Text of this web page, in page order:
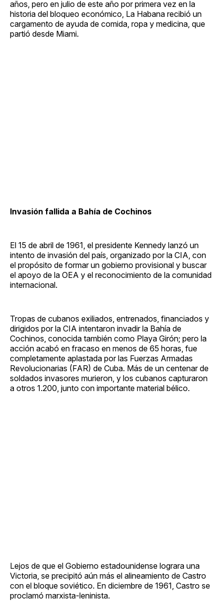
años, pero en julio de este año por primera vez en la
historia del bloqueo económico, La Habana recibió un
cargamento de ayuda de comida, ropa y medicina, que
partió desde Miami.
Invasión fallida a Bahía de Cochinos
El 15 de abril de 1961, el presidente Kennedy lanzó un
intento de invasión del país, organizado por la CIA, con
el propósito de formar un gobierno provisional y buscar
el apoyo de la OEA y el reconocimiento de la comunidad
internacional.
Tropas de cubanos exiliados, entrenados, financiados y
dirigidos por la CIA intentaron invadir la Bahía de
Cochinos, conocida también como Playa Girón; pero la
acción acabó en fracaso en menos de 65 horas, fue
completamente aplastada por las Fuerzas Armadas
Revolucionarias (FAR) de Cuba. Más de un centenar de
soldados invasores murieron, y los cubanos capturaron
a otros 1.200, junto con importante material bélico.
Lejos de que el Gobierno estadounidense lograra una
Victoria, se precipitó aún más el alineamiento de Castro
con el bloque soviético. En diciembre de 1961, Castro se
proclamó marxista-leninista.